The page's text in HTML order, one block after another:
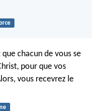
chacun de vous se
pour que vos
vous recevrez le